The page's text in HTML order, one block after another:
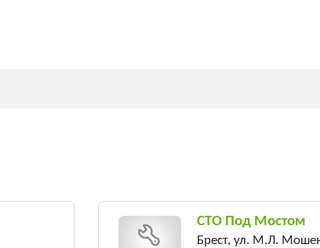
СТО Под Мостом
Брест, ул. М.Л.